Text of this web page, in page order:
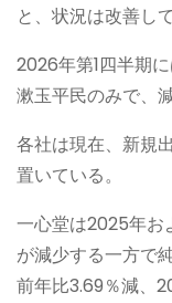
と、状況は改善し
2026年第1四半期
漱玉平民のみで、
各社は現在、新規
置いている。
一心堂は2025年お
が減少する一方で
前年比3.69％減、